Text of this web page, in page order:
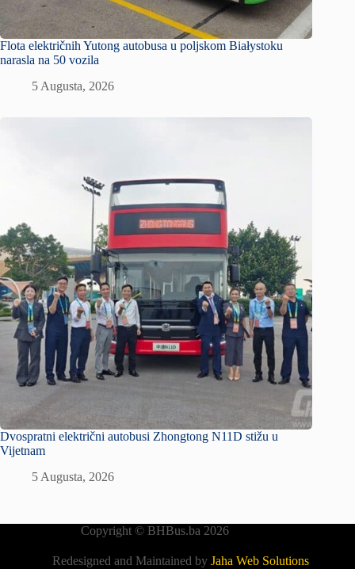
Flota električnih Yutong autobusa u poljskom Białystoku
narasla na 50 vozila
5 Augusta, 2026
Dvospratni električni autobusi Zhongtong N11D stižu u
Vijetnam
5 Augusta, 2026
Copyright © BHBus.ba 2026
Redesigned and Maintained byJaha Web Solutions